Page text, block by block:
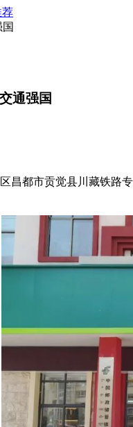
荐
通强国
昌都市贡觉县川藏铁路